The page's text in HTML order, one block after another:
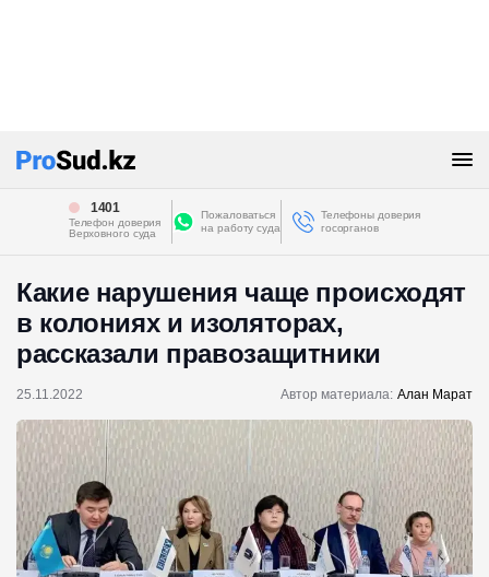
1401
Телефон доверия
Верховного суда
Пожаловаться
на работу суда
Телефоны доверия
госорганов
Какие нарушения чаще происходят
в колониях и изоляторах,
рассказали правозащитники
25.11.2022 Автор материала: Алан Марат